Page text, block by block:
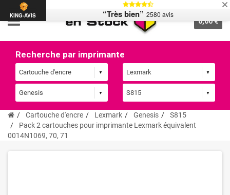
0,00 €
Recherche par imprimante
Cartouche d'encre Lexmark Genesis
S815
Pack 2 cartouches pour imprimante Lexmark équivalent
0014N1069, 70, 71
KING-AVIS “Très bien” 2580 avis